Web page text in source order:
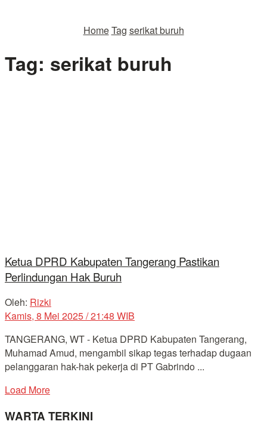
HomeTag serikat buruh
Tag: serikat buruh
Ketua DPRD Kabupaten Tangerang Pastikan
Perlindungan Hak Buruh
Oleh: Rizki
Kamis, 8 Mei 2025 / 21:48 WIB
TANGERANG, WT - Ketua DPRD Kabupaten Tangerang,
Muhamad Amud, mengambil sikap tegas terhadap dugaan
pelanggaran hak-hak pekerja di PT Gabrindo ...
Load More
WARTA TERKINI